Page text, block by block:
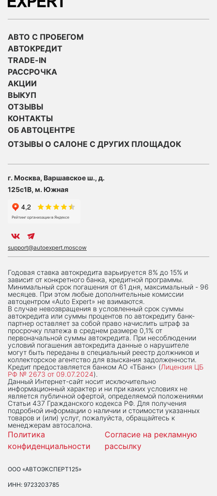
АВТО С ПРОБЕГОМ
АВТОКРЕДИТ
TRADE-IN
РАССРОЧКА
АКЦИИ
ВЫКУП
ОТЗЫВЫ
КОНТАКТЫ
ОБ АВТОЦЕНТРЕ
ОТЗЫВЫ О САЛОНЕ С ДРУГИХ ПЛОЩАДОК
г. Москва, Варшавское ш., д.
125с1В, м. Южная
support@autoexpert.moscow
Годовая ставка автокредита варьируется 8% до 15% и
зависит от конкретного банка, кредитной программы.
Минимальный срок погашения от 61 дня, максимальный - 96
месяцев. При этом любые дополнительные комиссии
автоцентром «Auto Expert» не взимаются.
В случае невозвращения в условленный срок суммы
автокредита или суммы процентов по автокредиту банк-
партнер оставляет за собой право начислить штраф за
просрочку платежа в среднем размере 0,1% от
первоначальной суммы автокредита. При несоблюдении
условий погашения автокредита данные о нарушителе
могут быть переданы в специальный реестр должников и
коллекторское агентство для взыскания задолженности.
Кредит предоставляется банком АО «ТБанк» (Лицензия ЦБ
РФ № 2673 от 09.07.2024).
Данный Интернет-сaйт носит исключительно
информационный характер и ни при каких условиях не
является публичной офертой, определяемой положениями
Статьи 437 Гражданского кодекса РФ. Для получения
подробной информации о наличии и стоимости указанных
товаров и (или) услуг, пожалуйста, обращайтесь к
менеджерам автосалона.
Политика
конфиденциальности
Согласие на рекламную
рассылку
ООО «АВТОЭКСПЕРТ125»
ИНН: 9723203785